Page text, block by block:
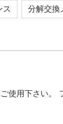
ス 分解交換
使用下さい。